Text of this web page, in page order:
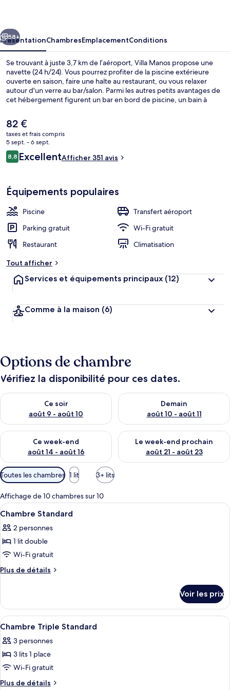
Suivant
58+
PrésentationChambresEmplacementConditions
Se trouvant à juste 3,7 km de l’aéroport, Villa Manos propose une
navette (24 h/24). Vous pourrez profiter de la piscine extérieure
ouverte en saison, faire une halte au restaurant, ou vous relaxer
autour d'un verre au bar/salon. Parmi les autres petits avantages de
cet hébergement figurent un bar en bord de piscine, un bain à
tarissent pas d'éloges en ce qui concerne le personnel attentionné.
Le
prix
actuel
est
de
82 €
taxes et frais compris
5 sept. - 6 sept.
Avis
voyageurs
8,88,8 sur 10
ExcellentAfficher 351 avis
Équipements populaires
Piscine
Transfert aéroport
Parking gratuit
Wi-Fi gratuit
Restaurant
Climatisation
Tout afficher
Services et équipements principaux (12)
Comme à la maison (6)
Options de chambre
Vérifiez la disponibilité pour ces dates.
Ce soir
août 9 - août 10
Vérifier la disponibilité pour ce soir août 9 - août 10
Demain
août 10 - août 11
Vérifier la disponibilité pour
Ce week-end
août 14 - août 16
Vérifier la disponibilité pour ce week-end août 14 - août 16
Le week-end prochain
août 21 - août 23
Vérifier la disponibilité pour
Filtres
disponibles
pour
les
chambres
Toutes les chambres 1 lit 3+ lits
Affichage de 10 chambres sur 10
Afficher
toutes
les
photos
pour
ce
chambre :
Chambre
Standard
Une chambre à coucher avec un lit,
1
Chambre Standard
2 personnes
1 lit double
Wi-Fi gratuit
Plus de détails
Plus
le
type
de
Chambre
Standard
Voir les prix
Afficher
toutes
les
photos
pour
ce
Une pièce comprenant un lit, une
1
Chambre Triple Standard
3 personnes
3 lits 1 place
Wi-Fi gratuit
Plus de détails
Plus